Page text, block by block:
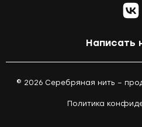
Написать
© 2026 Серебряная нить –
Политика